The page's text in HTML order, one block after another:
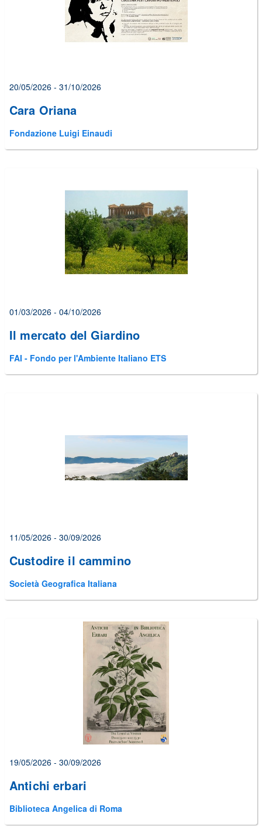
20/05/2026 - 31/10/2026
Cara Oriana
Fondazione Luigi Einaudi
01/03/2026 - 04/10/2026
Il mercato del Giardino
FAI - Fondo per l'Ambiente Italiano ETS
11/05/2026 - 30/09/2026
Custodire il cammino
Società Geografica Italiana
19/05/2026 - 30/09/2026
Antichi erbari
Biblioteca Angelica di Roma